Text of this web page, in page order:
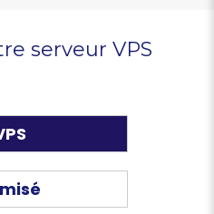
serveur VPS